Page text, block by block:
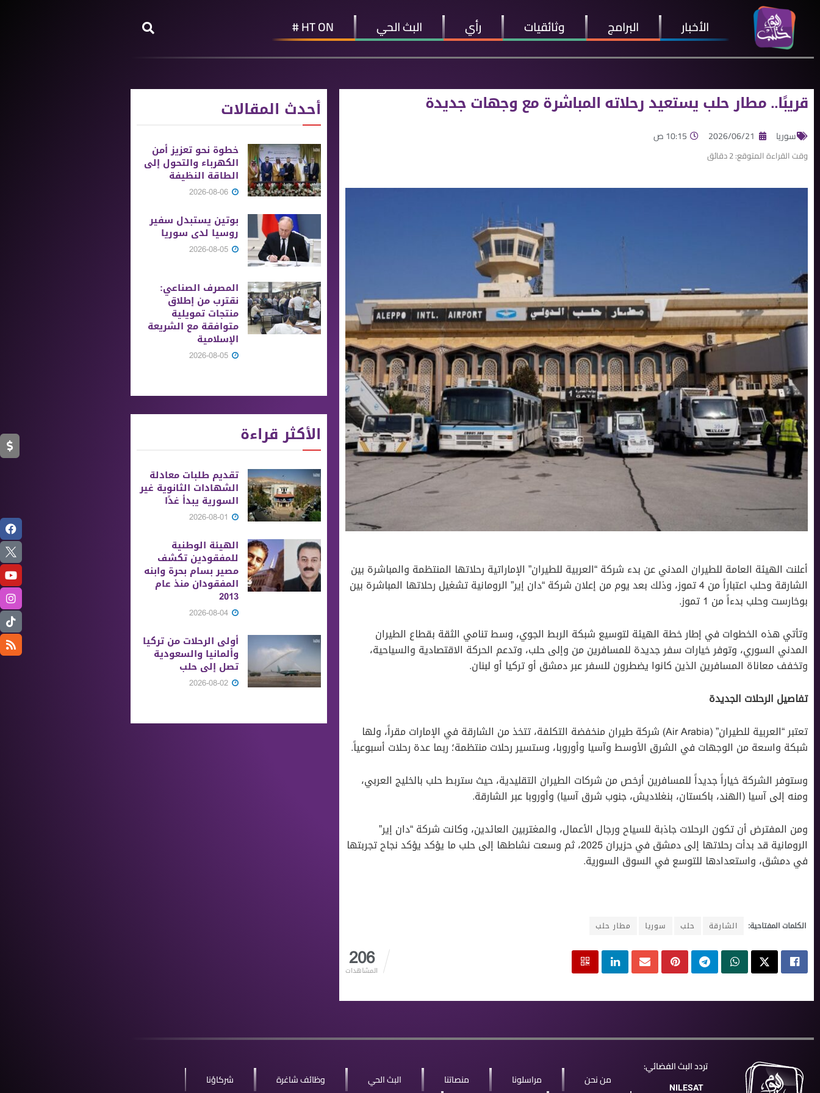
الأخبار البرامج وثائقيات رأي البث الحي HT ON #
قريبًا.. مطار حلب يستعيد رحلاته المباشرة مع وجهات جديدة
سوريا 2026/06/21 10:15 ص
وقت القراءة المتوقع:2دقائق
أعلنت الهيئة العامة للطيران المدني عن بدء شركة “العربية للطيران” الإماراتية رحلاتها المنتظمة والمباشرة بين
الشارقة وحلب اعتباراً من 4 تموز، وذلك بعد يوم من إعلان شركة “دان إير” الرومانية تشغيل رحلاتها المباشرة بين
بوخارست وحلب بدءاً من 1 تموز.
وتأتي هذه الخطوات في إطار خطة الهيئة لتوسيع شبكة الربط الجوي، وسط تنامي الثقة بقطاع الطيران
المدني السوري، وتوفر خيارات سفر جديدة للمسافرين من وإلى حلب، وتدعم الحركة الاقتصادية والسياحية،
وتخفف معاناة المسافرين الذين كانوا يضطرون للسفر عبر دمشق أو تركيا أو لبنان.
تفاصيل الرحلات الجديدة
تعتبر “العربية للطيران” (Air Arabia) شركة طيران منخفضة التكلفة، تتخذ من الشارقة في الإمارات مقراً، ولها
شبكة واسعة من الوجهات في الشرق الأوسط وآسيا وأوروبا، وستسير رحلات منتظمة؛ ربما عدة رحلات أسبوعياً.
وستوفر الشركة خياراً جديداً للمسافرين أرخص من شركات الطيران التقليدية، حيث ستربط حلب بالخليج العربي،
ومنه إلى آسيا (الهند، باكستان، بنغلاديش، جنوب شرق آسيا) وأوروبا عبر الشارقة.
ومن المفترض أن تكون الرحلات جاذبة للسياح ورجال الأعمال، والمغتربين العائدين، وكانت شركة “دان إير”
الرومانية قد بدأت رحلاتها إلى دمشق في حزيران 2025، ثم وسعت نشاطها إلى حلب ما يؤكد يؤكد نجاح تجربتها
في دمشق، واستعدادها للتوسع في السوق السورية.
الكلمات المفتاحية: الشارقة حلب سوريا مطار حلب
206
المشاهدات
أحدث المقالات
خطوة نحو تعزيز أمن
الكهرباء والتحول إلى
الطاقة النظيفة
بوتين يستبدل سفير
روسيا لدى سوريا
المصرف الصناعي:
نقترب من إطلاق
منتجات تمويلية
متوافقة مع الشريعة
الإسلامية
الأكثر قراءة
تقديم طلبات معادلة
الشهادات الثانوية ‏غير
السورية يبدأ غدًا
الهيئة الوطنية
للمفقودين تكشف
مصير بسام بحرة وابنه
المفقودان منذ عام
2013
أولى الرحلات من ‏تركيا
وألمانيا والسعودية
تصل إلى حلب
تردد البث الفضائي:
NILESAT من نحن مراسلونا منصاتنا البث الحي وظائف شاغرة شركاؤنا